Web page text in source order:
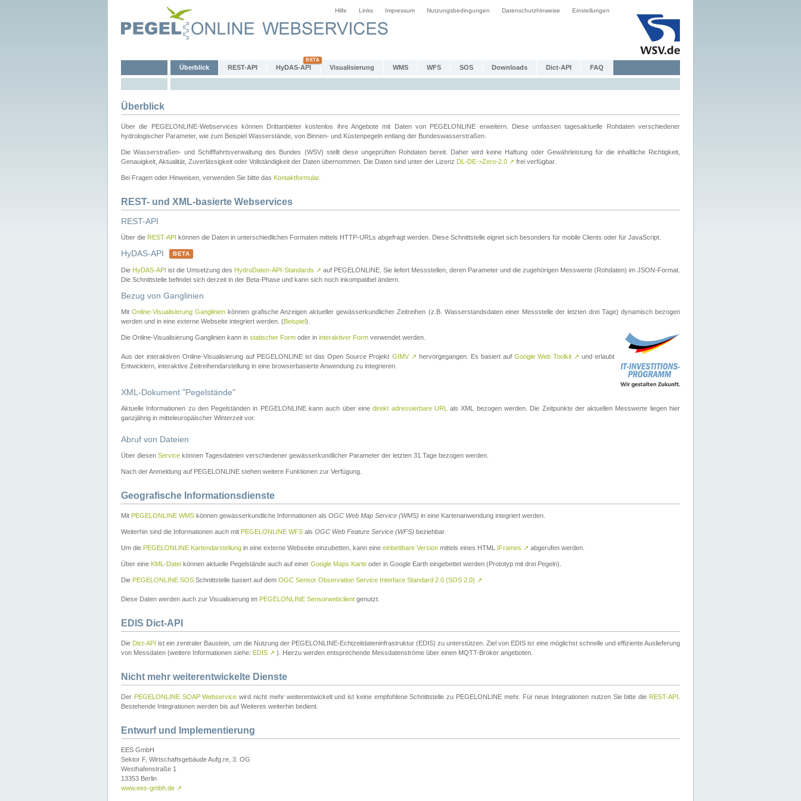
Hilfe Links Impressum Nutzungsbedingungen Datenschutzhinweise Einstellungen
Überblick REST-API HyDAS-API Visualisierung WMS WFS SOS Downloads Dict-API FAQ
Überblick
Über die PEGELONLINE-Webservices können Drittanbieter kostenlos ihre Angebote mit Daten von PEGELONLINE erweitern. Diese umfassen tagesaktuelle Rohdaten verschiedener
hydrologischer Parameter, wie zum Beispiel Wasserstände, von Binnen- und Küstenpegeln entlang der Bundeswasserstraßen.
Die Wasserstraßen- und Schifffahrtsverwaltung des Bundes (WSV) stellt diese ungeprüften Rohdaten bereit. Daher wird keine Haftung oder Gewährleistung für die inhaltliche Richtigkeit,
Genauigkeit, Aktualität, Zuverlässigkeit oder Vollständigkeit der Daten übernommen. Die Daten sind unter der Lizenz DL-DE->Zero-2.0 ↗ frei verfügbar.
Bei Fragen oder Hinweisen, verwenden Sie bitte das Kontaktformular.
REST- und XML-basierte Webservices
REST-API
Über die REST-API können die Daten in unterschiedlichen Formaten mittels HTTP-URLs abgefragt werden. Diese Schnittstelle eignet sich besonders für mobile Clients oder für JavaScript.
HyDAS-API BETA
Die HyDAS-API ist die Umsetzung des HydroDaten-API-Standards ↗ auf PEGELONLINE. Sie liefert Messstellen, deren Parameter und die zugehörigen Messwerte (Rohdaten) im JSON-Format.
Die Schnittstelle befindet sich derzeit in der Beta-Phase und kann sich noch inkompatibel ändern.
Bezug von Ganglinien
MitOnline-Visualisierung Ganglinien können grafische Anzeigen aktueller gewässerkundlicher Zeitreihen (z.B. Wasserstandsdaten einer Messstelle der letzten drei Tage) dynamisch bezogen
werden und in eine externe Webseite integriert werden. (Beispiel).
Die Online-Visualisierung Ganglinien kann in statischer Form oder in interaktiver Form verwendet werden.
Aus der interaktiven Online-Visualisierung auf PEGELONLINE ist das Open Source Projekt GIMV ↗ hervorgegangen. Es basiert auf Google Web Toolkit ↗ und erlaubt
Entwicklern, interaktive Zeitreihendarstellung in eine browserbasierte Anwendung zu integrieren.
XML-Dokument "Pegelstände"
Aktuelle Informationen zu den Pegelständen in PEGELONLINE kann auch über einedirekt adressierbare URL
als XML bezogen werden. Die Zeitpunkte der aktuellen Messwerte liegen hier
ganzjährig in mitteleuropäischer Winterzeit vor.
Abruf von Dateien
Über diesen Service können Tagesdateien verschiedener gewässerkundlicher Parameter der letzten 31 Tage bezogen werden.
Nach der Anmeldung auf PEGELONLINE stehen weitere Funktionen zur Verfügung.
Geografische Informationsdienste
Mit PEGELONLINE WMS können gewässerkundliche Informationen als OGC Web Map Service (WMS) in eine Kartenanwendung integriert werden.
Weiterhin sind die Informationen auch mit PEGELONLINE WFS als OGC Web Feature Service (WFS) beziehbar.
Um die PEGELONLINE Kartendarstellung in eine externe Webseite einzubetten, kann eine einbettbare Version mittels eines HTML IFrames ↗ abgerufen werden.
Über eine KML-Datei können aktuelle Pegelstände auch auf einer Google Maps Karte oder in Google Earth eingebettet werden (Prototyp mit drei Pegeln).
Die PEGELONLINE SOS Schnittstelle basiert auf dem OGC Sensor Observation Service Interface Standard 2.0 (SOS 2.0) ↗
Diese Daten werden auch zur Visualisierung im PEGELONLINE Sensorwebclient genutzt.
EDIS Dict-API
Die Dict-API ist ein zentraler Baustein, um die Nutzung der PEGELONLINE-Echtzeitdateninfrastruktur (EDIS) zu unterstützen. Ziel von EDIS ist eine möglichst schnelle und effiziente Auslieferung
von Messdaten (weitere Informationen siehe: EDIS ↗ ). Hierzu werden entsprechende Messdatenströme über einen MQTT-Broker angeboten.
Nicht mehr weiterentwickelte Dienste
Der PEGELONLINE SOAP Webservice wird nicht mehr weiterentwickelt und ist keine empfohlene Schnittstelle zu PEGELONLINE mehr. Für neue Integrationen nutzen Sie bitte die REST-API
Bestehende Integrationen werden bis auf Weiteres weiterhin bedient.
Entwurf und Implementierung
EES GmbH
Sektor F, Wirtschaftsgebäude Aufg.re, 3. OG
Westhafenstraße 1
13353 Berlin
www.ees-gmbh.de ↗